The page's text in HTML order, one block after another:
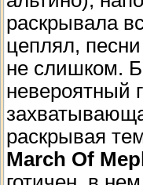
раскрывала
цеплял,
не слишком.
невероятный
раскрывая
March Of